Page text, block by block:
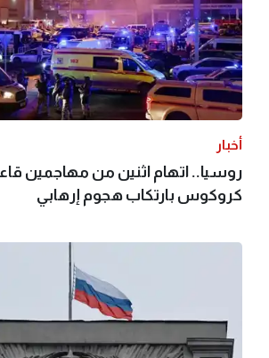
أخبار
روسيا.. اتهام اثنين من مهاجمين
كروكوس بارتكاب هجوم إرهابي